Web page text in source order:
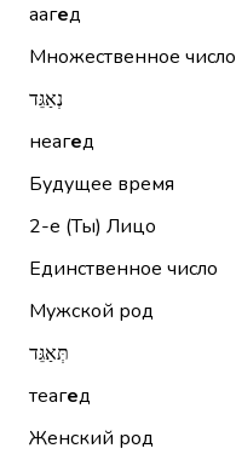
аагед
Множественное число
נְאַגֵּד
неагед
Будущее время
2-е (Ты) Лицо
Единственное число
Мужской род
תְּאַגֵּד
теагед
Женский род